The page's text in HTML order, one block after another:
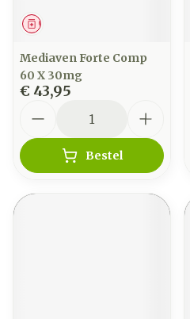
Geneesmiddel
Mediaven Forte Comp
60 X 30mg
€ 43,95
Bestel